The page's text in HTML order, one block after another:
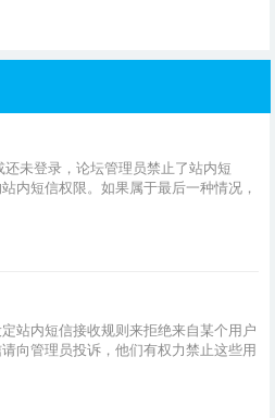
未登录，论坛管理员禁止了站内短
内短信权限。如果属于最后一种情况，
站内短信接收规则来拒绝来自某个用户
向管理员投诉，他们有权力禁止这些用